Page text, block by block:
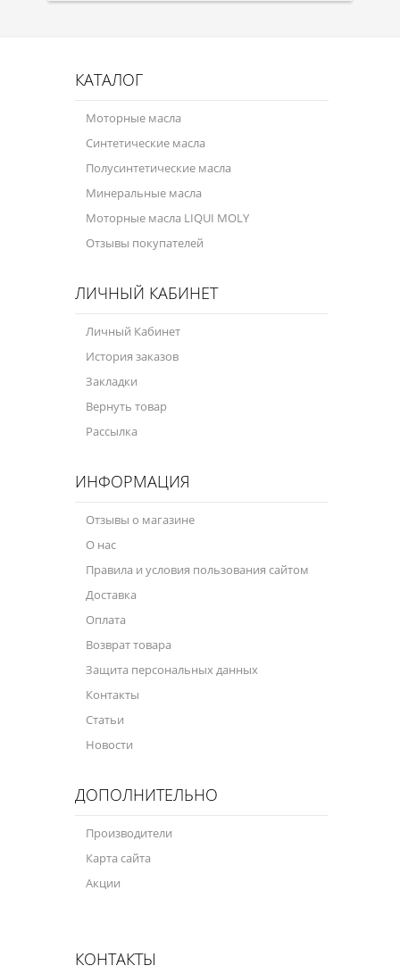
КАТАЛОГ
Моторные масла
Синтетические масла
Полусинтетические масла
Минеральные масла
Моторные масла LIQUI MOLY
Отзывы покупателей
ЛИЧНЫЙ КАБИНЕТ
Личный Кабинет
История заказов
Закладки
Вернуть товар
Рассылка
ИНФОРМАЦИЯ
Отзывы о магазине
О нас
Правила и условия пользования сайтом
Доставка
Оплата
Возврат товара
Защита персональных данных
Контакты
Статьи
Новости
ДОПОЛНИТЕЛЬНО
Производители
Карта сайта
Акции
КОНТАКТЫ